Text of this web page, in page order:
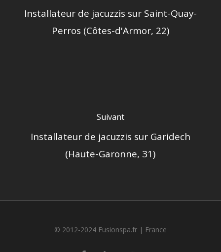
Installateur de jacuzzis sur Saint-Quay-
Perros (Côtes-d'Armor, 22)
Suivant
Installateur de jacuzzis sur Garidech
(Haute-Garonne, 31)
© 2012-2024 Fusionspa.fr | France